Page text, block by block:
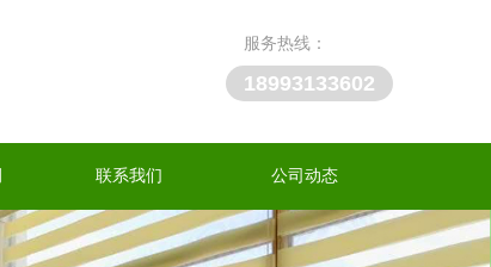
服务热线：
18993133602
联系我们 公司动态